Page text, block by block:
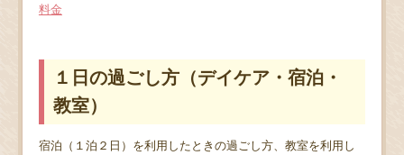
料金
１日の過ごし方（デイケア・宿泊・
教室）
宿泊（１泊２日）を利用したときの過ごし方、教室を利用し